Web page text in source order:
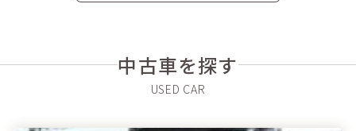
中古車を探す